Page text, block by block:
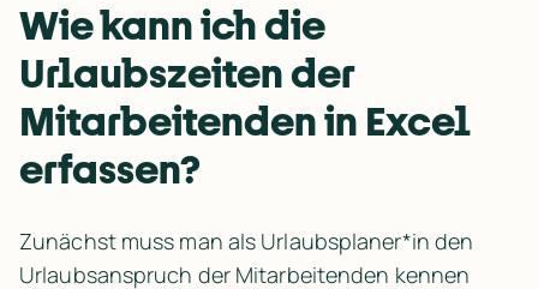
Wie kann ich die
Urlaubszeiten der
Mitarbeitenden in Excel
erfassen?
Zunächst muss man als Urlaubsplaner*in den
Urlaubsanspruch der Mitarbeitenden kennen